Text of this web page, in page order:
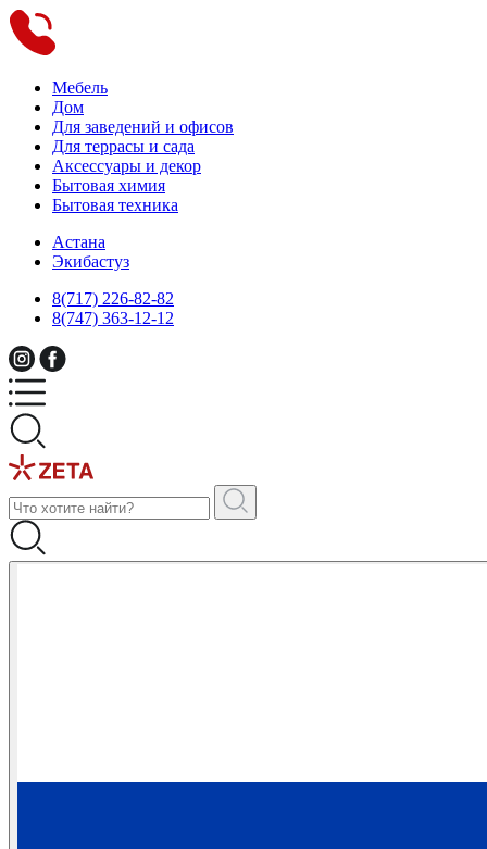
Мебель
Дом
Для заведений и офисов
Для террасы и сада
Аксессуары и декор
Бытовая химия
Бытовая техника
Астана
Экибастуз
8(717) 226-82-82
8(747) 363-12-12